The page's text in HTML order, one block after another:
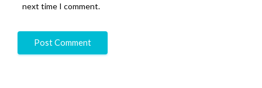
next time I comment.